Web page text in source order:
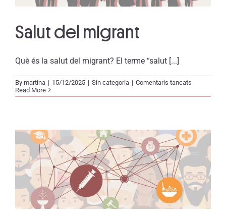
Salut del migrant
Què és la salut del migrant? El terme “salut [...]
By martina | 15/12/2025 | Sin categoría | Comentaris tancats
del
Read More